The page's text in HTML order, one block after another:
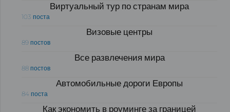
Виртуальный тур по странам мира
103 поста
Визовые центры
89 постов
Все развлечения мира
88 постов
Автомобильные дороги Европы
84 поста
Как экономить в роуминге за границей